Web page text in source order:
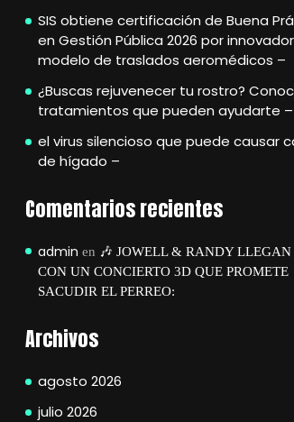
SIS obtiene certificación de Buena
en Gestión Pública 2026 por innovador
modelo de traslados aeromédicos –
¿Buscas rejuvenecer tu rostro?
tratamientos que pueden ayudarte –
el virus silencioso que puede causar
de hígado –
Comentarios recientes
admin en 🎶 JOWELL & RANDY
CON UN CONCIERTO 3D QUE PROMETE
SACUDIR EL PERREO:
Archivos
agosto 2026
julio 2026